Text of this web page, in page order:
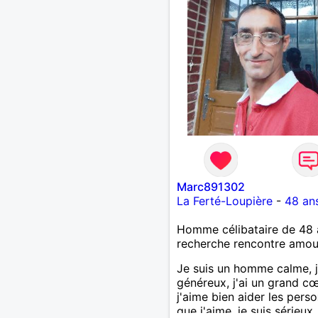
Marc891302
La Ferté-Loupière- 48
Homme célibataire de 48
recherche rencontre
Je suis un homme calme,
généreux, j'ai un grand
j'aime bien aider les
que j'aime, je suis